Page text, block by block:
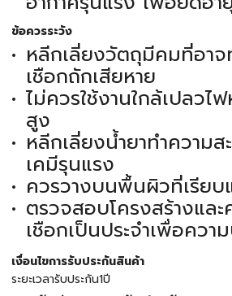
ข้อควรระวัง
หลีกเลี่ยงวัตถุมีคมที่อาจ
เชือกถักเสียหาย
ไม่ควรใช้งานใกล้เปลวไ
สูง
หลีกเลี่ยงน้ำยาทำความส
เคมีรุนแรง
ควรวางบนพื้นผิวที่เรียบ
ตรวจสอบโครงสร้างแล
เชือกเป็นประจำเพื่อคว
เงื่อนไขการรับประกันสินค้า
ระยะเวลารับประกัน1ปี